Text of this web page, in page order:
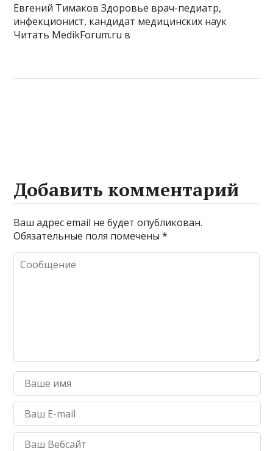
Евгений Тимаков Здоровье врач-педиатр,
инфекционист, кандидат медицинских наук
Читать MedikForum.ru в
Добавить комментарий
Ваш адрес email не будет опубликован.
Обязательные поля помечены*